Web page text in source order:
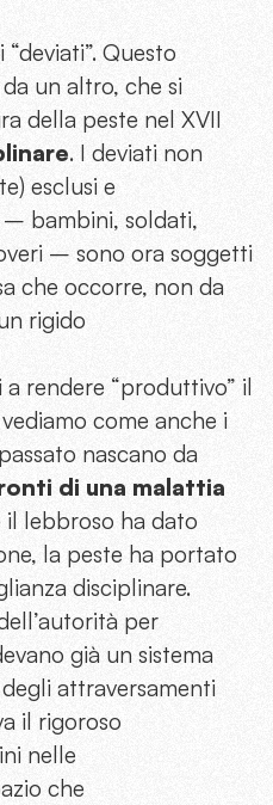
Questo
un altro, che si
della peste nel XVII
. I deviati non
esclusi e
bambini, soldati,
– sono ora soggetti
che occorre, non da
rigido
rendere “produttivo” il
come anche i
nascano da
di una malattia
il lebbroso ha dato
la peste ha portato
disciplinare.
per
già un sistema
attraversamenti
il rigoroso
nelle
che